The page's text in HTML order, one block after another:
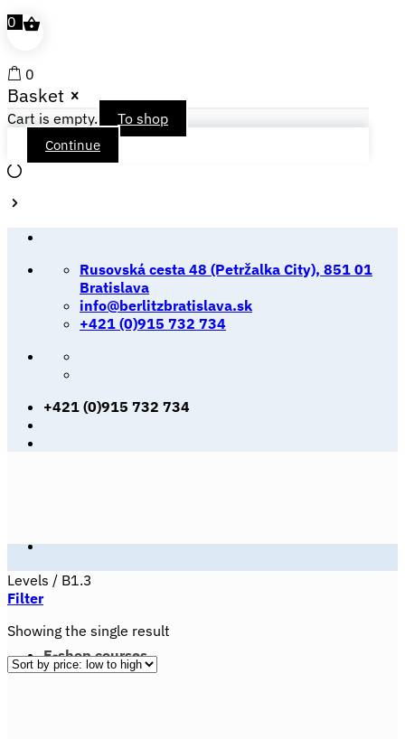
0
0
Basket
Cart is empty. To shop
Continue
Rusovská cesta 48 (Petržalka City), 851 01
Bratislava
info@berlitzbratislava.sk
+421 (0)915 732 734
+421 (0)915 732 734
E-shop courses
Levels / B1.3
Filter
Showing the single result